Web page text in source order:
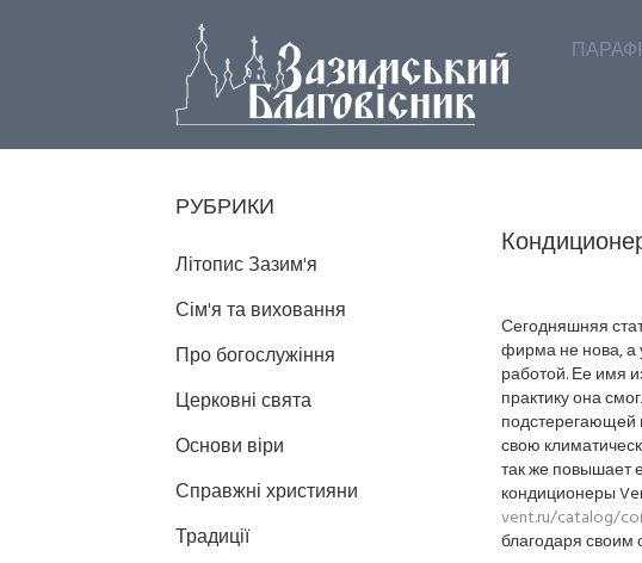
Сегодняшняя
фирма не нова, а
работой. Ее имя
практику она
подстерегающей
свою
так же повышает
кондиционеры
vent.ru/catalog/
благодаря своим
РУБРИКИ
Літопис Зазим'я
Сім'я та виховання
Про богослужіння
Церковні свята
Основи віри
Справжні християни
Традиції